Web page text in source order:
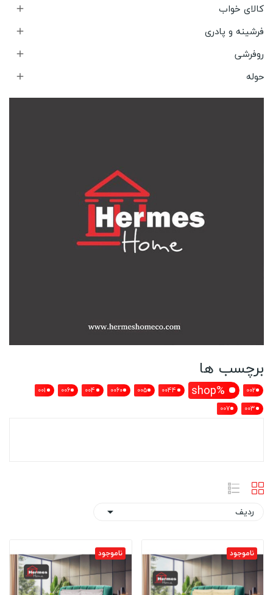
کالای خواب 
فرشینه و پادری 
روفرشی 
حوله 
برچسب ها
002
%shop
0044
005
0060
004
006
001
003
007
ردیف 
ناموجود ناموجود